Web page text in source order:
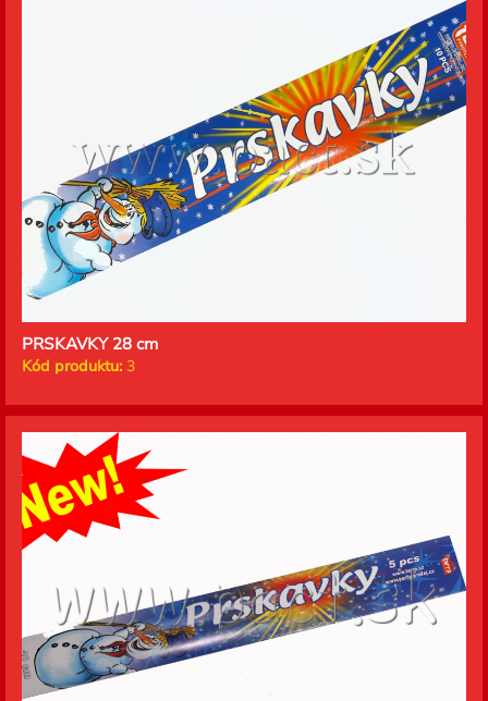
PRSKAVKY 28 cm
Kód produktu: 3